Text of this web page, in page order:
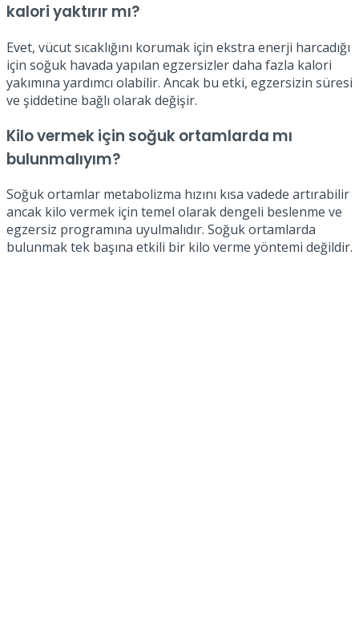
kalori yaktırır mı?
Evet, vücut sıcaklığını korumak için ekstra enerji harcadığı
için soğuk havada yapılan egzersizler daha fazla kalori
yakımına yardımcı olabilir. Ancak bu etki, egzersizin süresi
ve şiddetine bağlı olarak değişir.
Kilo vermek için soğuk ortamlarda mı
bulunmalıyım?
Soğuk ortamlar metabolizma hızını kısa vadede artırabilir
ancak kilo vermek için temel olarak dengeli beslenme ve
egzersiz programına uyulmalıdır. Soğuk ortamlarda
bulunmak tek başına etkili bir kilo verme yöntemi değildir.